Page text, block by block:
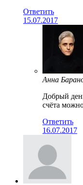
Ответить
15.07.2017
Анна
Добрый
счёта
Ответить
16.07.2017